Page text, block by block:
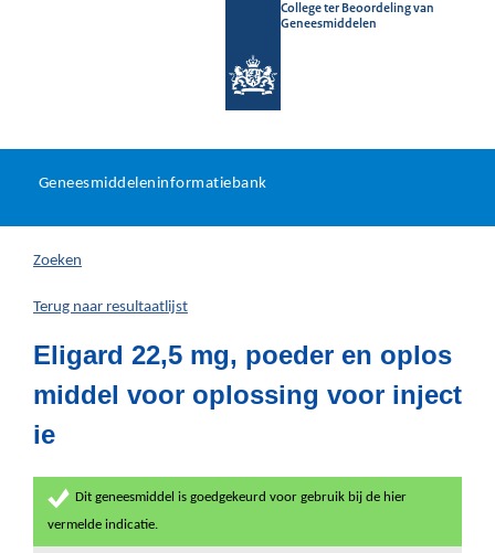
College ter Beoordeling van
Geneesmiddelen
U
hier:
Geneesmiddeleninformatiebank
Zoeken
Terug naar resultaatlijst
Eligard 22,5 mg, poeder en oplos
middel voor oplossing voor inject
ie
Dit geneesmiddel is goedgekeurd voor gebruik bij de hier
vermelde indicatie.